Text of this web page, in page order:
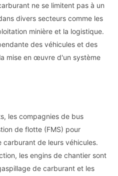
ne se limitent pas à un
divers secteurs comme les
minière et la logistique.
des véhicules et des
mise en œuvre d'un système
les compagnies de bus
de flotte (FMS) pour
carburant de leurs véhicules.
les engins de chantier sont
de carburant et les